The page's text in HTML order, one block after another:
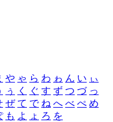
や ゃ ら わ ゎ ん い ぃ
ぅ く ぐ す ず つ づ っ
ぜ て で ね へ べ ぺ め
も よ ょ ろ を